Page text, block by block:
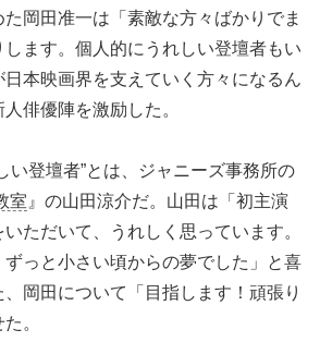
岡田准一は「素敵な方々ばかりでま
ます。個人的にうれしい登壇者もい
日本映画界を支えていく方々になるん
俳優陣を激励した。
い登壇者”とは、ジャニーズ事務所の
室 』の山田涼介だ。山田は「初主演
ただいて、うれしく思っています。
っと小さい頃からの夢でした」と喜
岡田について「目指します！頑張り
。